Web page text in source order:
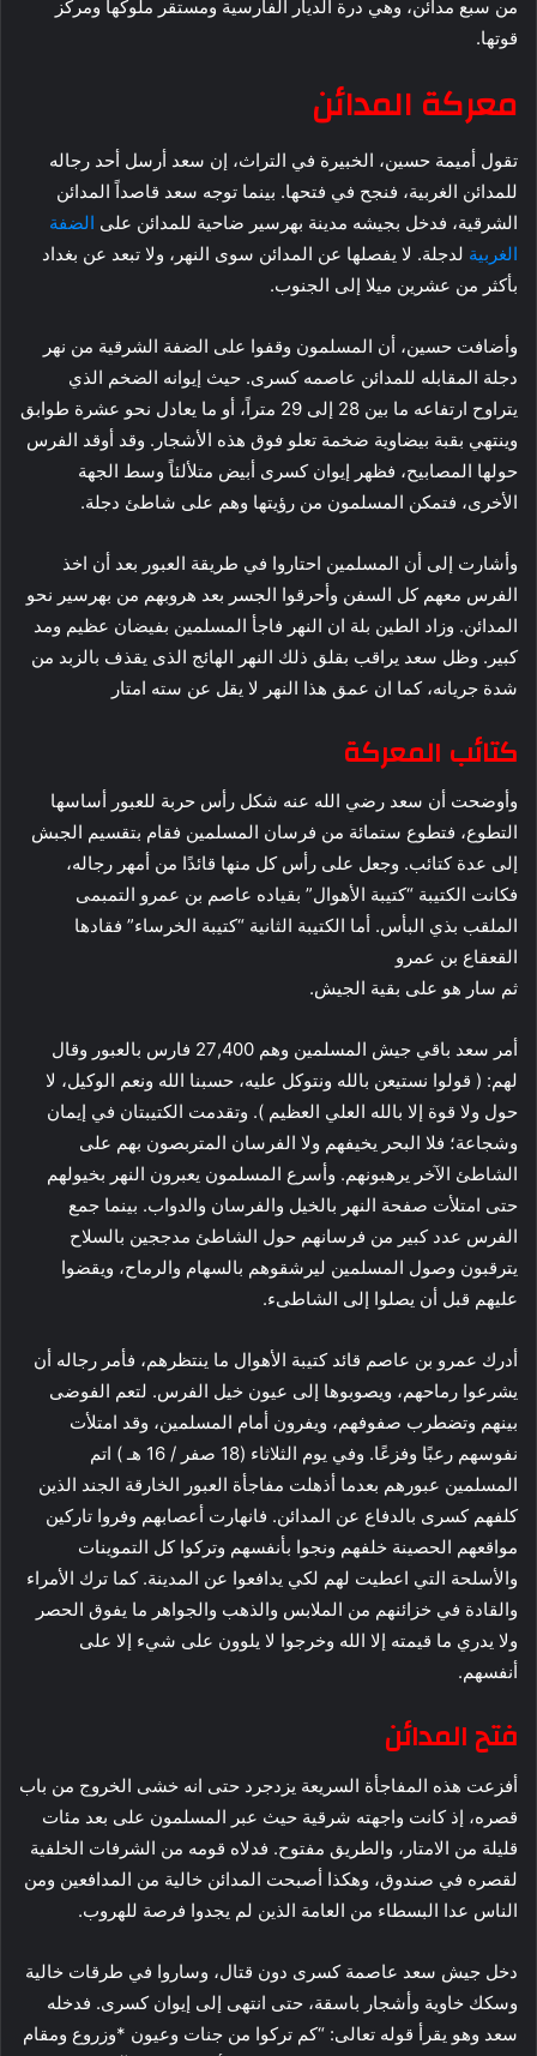
من سبع مدائن، وهي درة الديار الفارسية ومستقر ملوكها ومركز
قوتها.
معركة المدائن
تقول أميمة حسين، الخبيرة في التراث، إن سعد أرسل أحد رجاله
للمدائن الغربية، فنجح في فتحها. بينما توجه سعد قاصداً المدائن
الشرقية، فدخل بجيشه مدينة بهرسير ضاحية للمدائن على الضفة
الغربية لدجلة. لا يفصلها عن المدائن سوى النهر، ولا تبعد عن بغداد
بأكثر من عشرين ميلا إلى الجنوب.
وأضافت حسين، أن المسلمون وقفوا على الضفة الشرقية من نهر
دجلة المقابله للمدائن عاصمه كسرى. حيث إيوانه الضخم الذي
يتراوح ارتفاعه ما بين 28 إلى 29 متراً، أو ما يعادل نحو عشرة طوابق
وينتهي بقبة بيضاوية ضخمة تعلو فوق هذه الأشجار. وقد أوقد الفرس
حولها المصابيح، فظهر إيوان كسرى أبيض متلألئاً وسط الجهة
الأخرى، فتمكن المسلمون من رؤيتها وهم على شاطئ دجلة.
وأشارت إلى أن المسلمين احتاروا في طريقة العبور بعد أن اخذ
الفرس معهم كل السفن وأحرقوا الجسر بعد هروبهم من بهرسير نحو
المدائن. وزاد الطين بلة ان النهر فاجأ المسلمين بفيضان عظيم ومد
كبير. وظل سعد يراقب بقلق ذلك النهر الهائج الذى يقذف بالزبد من
شدة جريانه، كما ان عمق هذا النهر لا يقل عن سته امتار
كتائب المعركة
وأوضحت أن سعد رضي الله عنه شكل رأس حربة للعبور أساسها
التطوع، فتطوع ستمائة من فرسان المسلمين فقام بتقسيم الجبش
إلى عدة كتائب. وجعل على رأس كل منها قائدًا من أمهر رجاله،
فكانت الكتيبة “كتيبة الأهوال” بقياده عاصم بن عمرو التمبمى
الملقب بذي البأس. أما الكتيبة الثانية “كتيبة الخرساء” فقادها
القعقاع بن عمرو
ثم سار هو على بقية الجيش.
أمر سعد باقي جيش المسلمين وهم 27,400 فارس بالعبور وقال
لهم: ( قولوا نستيعن بالله ونتوكل عليه، حسبنا الله ونعم الوكيل، لا
حول ولا قوة إلا بالله العلي العظيم ). وتقدمت الكتيبتان في إيمان
وشجاعة؛ فلا البحر يخيفهم ولا الفرسان المتربصون بهم على
الشاطئ الآخر يرهبونهم. وأسرع المسلمون يعبرون النهر بخيولهم
حتى امتلأت صفحة النهر بالخيل والفرسان والدواب. بينما جمع
الفرس عدد كبير من فرسانهم حول الشاطئ مدججين بالسلاح
يترقبون وصول المسلمين ليرشقوهم بالسهام والرماح، ويقضوا
عليهم قبل أن يصلوا إلى الشاطىء.
أدرك عمرو بن عاصم قائد كتيبة الأهوال ما ينتظرهم، فأمر رجاله أن
يشرعوا رماحهم، ويصوبوها إلى عيون خيل الفرس. لتعم الفوضى
بينهم وتضطرب صفوفهم، ويفرون أمام المسلمين، وقد امتلأت
نفوسهم رعبًا وفزعًا. وفي يوم الثلاثاء (18 صفر / 16 هـ ) اتم
المسلمين عبورهم بعدما أذهلت مفاجأة العبور الخارقة الجند الذين
كلفهم كسرى بالدفاع عن المدائن. فانهارت أعصابهم وفروا تاركين
مواقعهم الحصينة خلفهم ونجوا بأنفسهم وتركوا كل التموينات
والأسلحة التي اعطيت لهم لكي يدافعوا عن المدينة. كما ترك الأمراء
والقادة في خزائنهم من الملابس والذهب والجواهر ما يفوق الحصر
ولا يدري ما قيمته إلا الله وخرجوا لا يلوون على شيء إلا على
أنفسهم.
فتح المدائن
أفزعت هذه المفاجأة السريعة يزدجرد حتى انه خشى الخروج من باب
قصره، إذ كانت واجهته شرقية حيث عبر المسلمون على بعد مئات
قليلة من الامتار، والطريق مفتوح. فدلاه قومه من الشرفات الخلفية
لقصره في صندوق، وهكذا أصبحت المدائن خالية من المدافعين ومن
الناس عدا البسطاء من العامة الذين لم يجدوا فرصة للهروب.
دخل جيش سعد عاصمة كسرى دون قتال، وساروا في طرقات خالية
وسكك خاوية وأشجار باسقة، حتى انتهى إلى إيوان كسرى. فدخله
سعد وهو يقرأ قوله تعالى: “كم تركوا من جنات وعيون *وزروع ومقام